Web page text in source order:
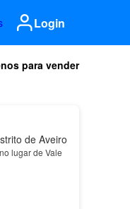
Login
para vender
de Aveiro
lugar de Vale